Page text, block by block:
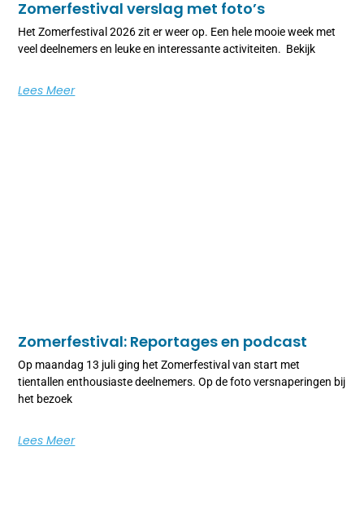
Zomerfestival verslag met foto’s
Het Zomerfestival 2026 zit er weer op. Een hele mooie week met
veel deelnemers en leuke en interessante activiteiten. Bekijk
Lees Meer
Zomerfestival: Reportages en podcast
Op maandag 13 juli ging het Zomerfestival van start met
tientallen enthousiaste deelnemers. Op de foto versnaperingen bij
het bezoek
Lees Meer